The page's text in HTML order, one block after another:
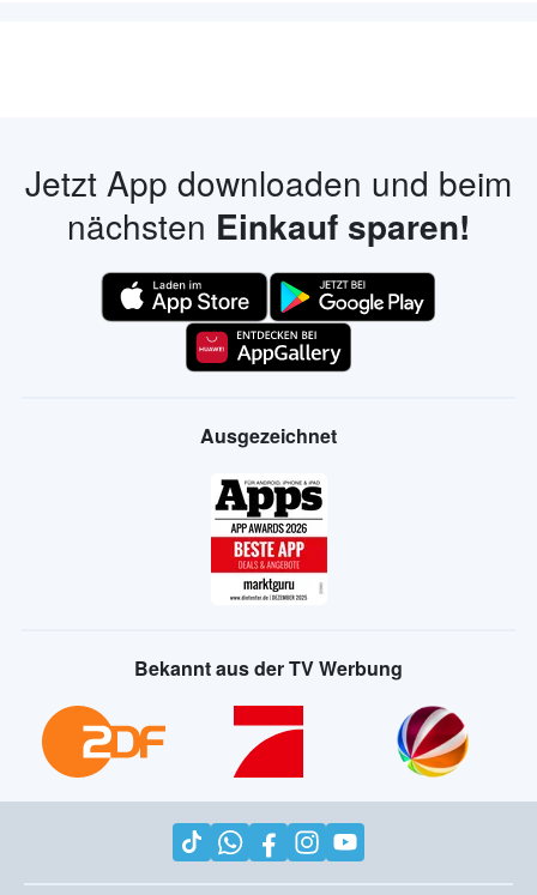
Jetzt App downloaden und beim
nächsten Einkauf sparen!
Ausgezeichnet
Bekannt aus der TV Werbung